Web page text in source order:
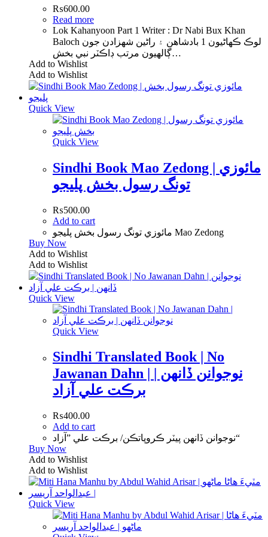
₨600.00
Read more
Lok Kahanyoon Part 1 Writer : Dr Nabi Bux Khan
Baloch لوڪ ڪھاڻيون 1 بادشاھن ۽ راڻين شھزادن جون
ڳالھيون مرتب ڊاڪٽر نبي بخش…
Add to Wishlist
Add to Wishlist
Quick View
Quick View
Sindhi Book Mao Zedong | مائوزي
تونگ رسول بخش پليجو
₨500.00
Add to cart
مائوزي تونگ رسول بخش پليجو Mao Zedong
Buy Now
Add to Wishlist
Add to Wishlist
Quick View
Quick View
Sindhi Translated Book | No
Jawanan Dahn | نوجوانن ڏانهن |
برڪت علي آزاد
₨400.00
Add to cart
نوجوانن ڏانهن پيٽر ڪروپاتڪن/ برڪت علي ”آزاد“
Buy Now
Add to Wishlist
Add to Wishlist
Quick View